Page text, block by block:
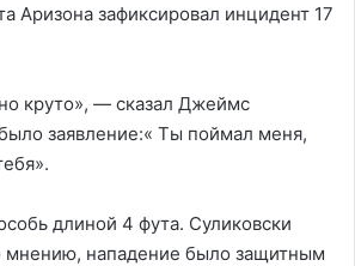
Аризона зафиксировал инцидент 17
круто», — сказал Джеймс
заявление:« Ты поймал меня,
длиной 4 фута. Суликовски
мнению, нападение было защитным